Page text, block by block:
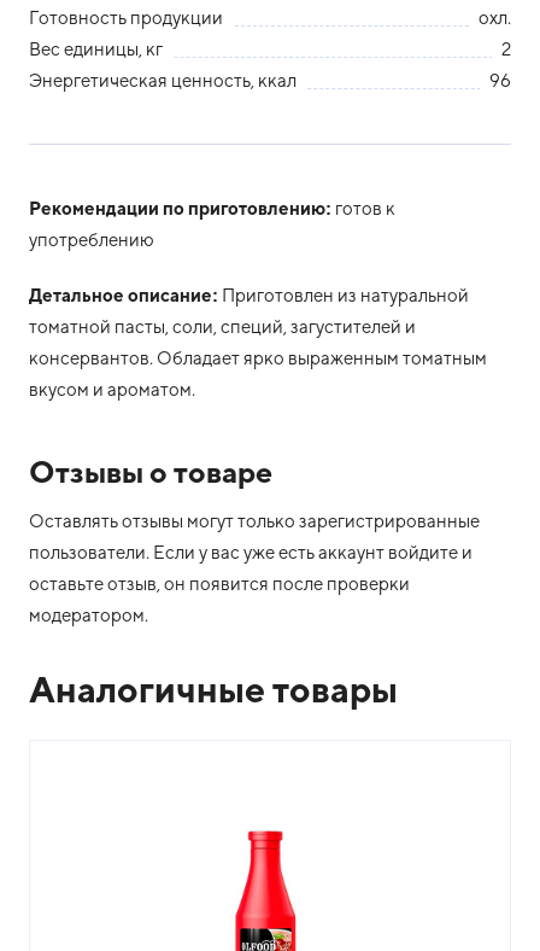
Готовность продукции
охл.
Вес единицы, кг
2
Энергетическая ценность, ккал
96
Рекомендации по приготовлению: готов к
употреблению
Детальное описание: Приготовлен из натуральной
томатной пасты, соли, специй, загустителей и
консервантов. Обладает ярко выраженным томатным
вкусом и ароматом.
Отзывы о товаре
Оставлять отзывы могут только зарегистрированные
пользователи. Если у вас уже есть аккаунт войдите и
оставьте отзыв, он появится после проверки
модератором.
Аналогичные товары